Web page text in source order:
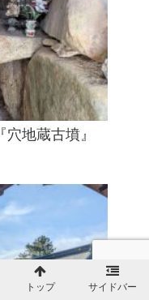
地蔵古墳』
トップ サイドバー